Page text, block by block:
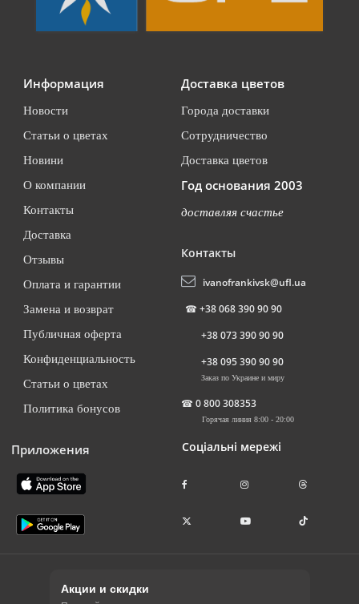
Информация
Новости
Статьи о цветах
Новини
О компании
Контакты
Доставка
Отзывы
Оплата и гарантии
Замена и возврат
Публичная оферта
Конфиденциальность
Статьи о цветах
Политика бонусов
Приложения
Доставка цветов
Города доставки
Сотрудничество
Доставка цветов
Год основания 2003
доставляя счастье
Контакты
ivanofrankivsk@ufl.ua
☎ +38 068 390 90 90
+38 073 390 90 90
+38 095 390 90 90
Заказ по Украине и миру
☎ 0 800 308353
Горячая линия 8:00 - 20:00
Соціальні мережі
Акции и скидки